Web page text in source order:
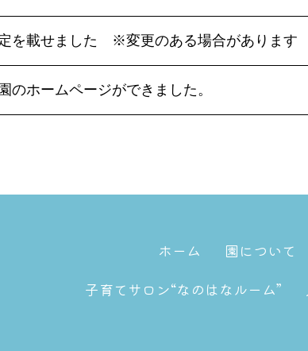
を載せました ※変更のある場合があります
のホームページができました。
ホーム
園について
子育てサロン“なのはなルーム”